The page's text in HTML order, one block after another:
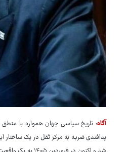
آگاه: تاریخ سیاسی جهان همواره با